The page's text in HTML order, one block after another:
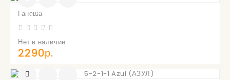
Ганеша
Нет в наличии
2290р.
УВЕДОМИТЬ
ПОСТУПЛЕНИИ